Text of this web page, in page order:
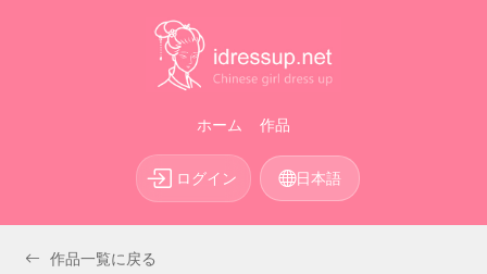
ホーム 作品
ログイン 日本語
作品一覧に戻る